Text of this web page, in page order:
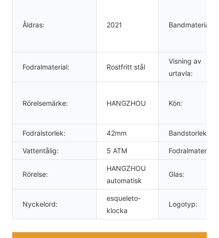
Åldras: 2021
Fodralmaterial: Rostfritt stål
Visning av
urtavla:
Rörelsemärke: HANGZHOU Kön:
Fodralstorlek: 42mm Bandstorlek:
Vattentålig: 5 ATM Fodralmaterial:
Rörelse:
HANGZHOU
automatisk
Glas:
Nyckelord:
esqueleto-
klocka
Logotyp: